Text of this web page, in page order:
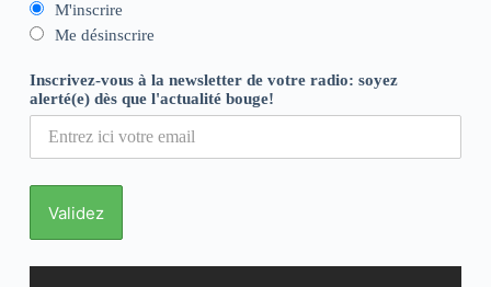
M'inscrire
Me désinscrire
Inscrivez-vous à la newsletter de votre radio: soyez
alerté(e) dès que l'actualité bouge!